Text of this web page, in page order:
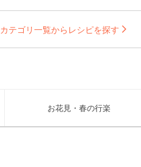
カテゴリ一覧からレシピを探す
お花見・春の行楽